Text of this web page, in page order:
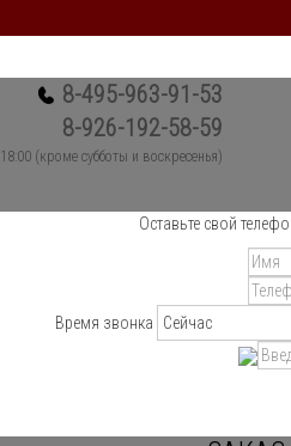
8-495-963-91-53
8-926-192-58-59
(кроме субботы и воскресенья)
Оставьте свой
Время звонка